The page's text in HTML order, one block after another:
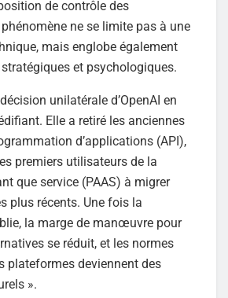
de contrôle des
ne se limite pas à une
mais englobe également
et psychologiques.
unilatérale d’OpenAI en
Elle a retiré les anciennes
d’applications (API),
premiers utilisateurs de la
que service (PAAS) à migrer
plus récents. Une fois la
la marge de manœuvre pour
se réduit, et les normes
plateformes deviennent des
».